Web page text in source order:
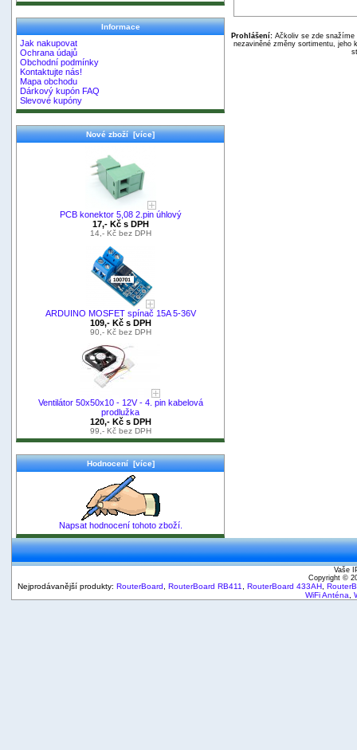
Informace
Jak nakupovat
Ochrana údajů
Obchodní podmínky
Kontaktujte nás!
Mapa obchodu
Dárkový kupón FAQ
Slevové kupóny
Nové zboží [více]
PCB konektor 5,08 2.pin úhlový
17,- Kč s DPH
14,- Kč bez DPH
ARDUINO MOSFET spínač 15A 5-36V
109,- Kč s DPH
90,- Kč bez DPH
Ventilátor 50x50x10 - 12V - 4. pin kabelová
prodlužka
120,- Kč s DPH
99,- Kč bez DPH
Hodnocení [více]
Napsat hodnocení tohoto zboží.
Prohlášení:Ačkoliv se zde snažíme
nezaviněné změny sortimentu, jeho
Vaše
Copyright ©
Nejprodávanější produkty: RouterBoard RouterBoard RB411 RouterBoard 433AH
WiFi Anténa